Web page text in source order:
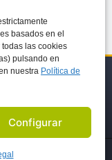
basados en el
las cookies
pulsando en
nuestra Política de
Configurar